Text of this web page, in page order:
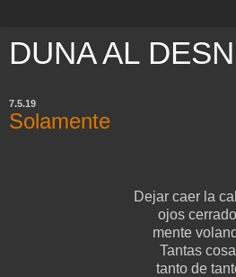
DUNA AL
7.5.19
Solamente
Dejar caer la
ojos
mente
Tantas
tanto de